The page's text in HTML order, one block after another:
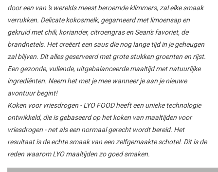
door een van 's werelds meest beroemde klimmers, zal elke smaak
verrukken. Delicate kokosmelk, gegarneerd met limoensap en
gekruid met chili, koriander, citroengras en Sean's favoriet, de
brandnetels. Het creëert een saus die nog lange tijd in je geheugen
zal blijven. Dit alles geserveerd met grote stukken groenten en rijst.
Een gezonde, vullende, uitgebalanceerde maaltijd met natuurlijke
ingrediënten. Neem het met je mee wanneer je aan je nieuwe
avontuur begint!
Koken voor vriesdrogen - LYO FOOD heeft een unieke technologie
ontwikkeld, die is gebaseerd ophetkoken van maaltijden voor
vriesdrogen - net als een normaal gerecht wordt bereid. Het
resultaat is de echte smaak van een zelfgemaakte schotel. Dit is de
reden waarom LYO maaltijdenzo goed smaken.